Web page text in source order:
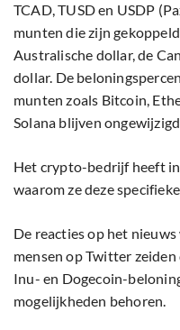
TCAD, TUSD en USDP
munten die zijn
Australische dollar, de
dollar. De
munten zoals Bitcoin,
Solana blijven
Het crypto-bedrijf heeft
waarom ze deze
De reacties op het
mensen op Twitter
Inu- en Dogecoin-
mogelijkheden behoren.